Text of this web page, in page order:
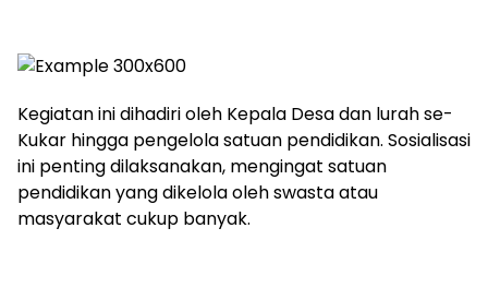
Kegiatan ini dihadiri oleh Kepala Desa dan lurah se-
Kukar hingga pengelola satuan pendidikan. Sosialisasi
ini penting dilaksanakan, mengingat satuan
pendidikan yang dikelola oleh swasta atau
masyarakat cukup banyak.